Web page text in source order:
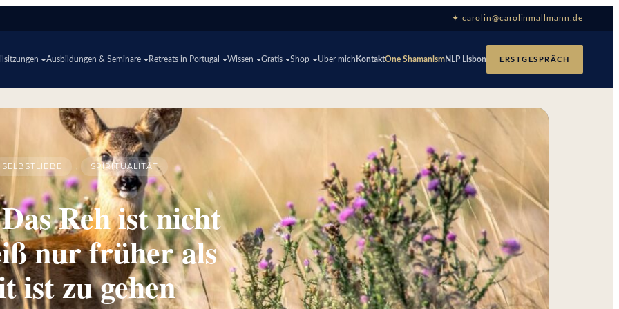
✦ carolin@carolinmallmann.de
Ausbildungen & Seminare Retreats in Portugal Wissen Gratis Shop Über mich KontaktOne ShamanismNLP Lisbon ERSTGESPRÄCH
SELBSTLIEBE , SPIRITUALITÄT
Reh ist nicht
nur früher als
ist zu gehen